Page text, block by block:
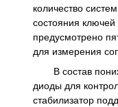
количество
состояния
предусмотрено
для измерения
В состав
диоды для
стабилизатор